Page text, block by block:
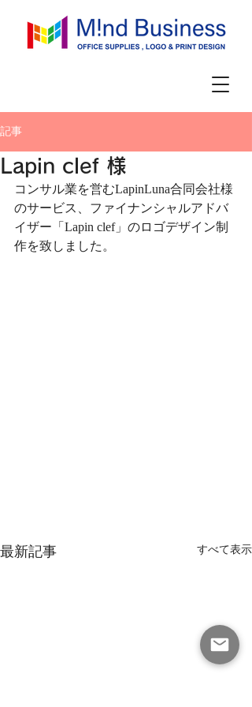
記事
Lapin clef 様
コンサル業を営むLapinLuna合同会社様
のサービス、ファイナンシャルアドバ
イザー「Lapin clef」のロゴデザイン制
作を致しました。
最新記事 すべて表示